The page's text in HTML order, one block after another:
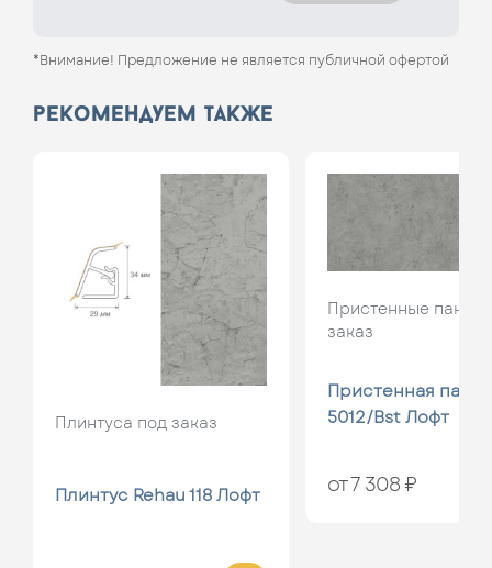
*Внимание! Предложение не является публичной офертой
рекомендуем также
Плинтуса под заказ
Плинтус Rehau 118 Лофт
Пристенные
заказ
Пристенная
5012/Bst Лофт
от 7 308 ₽